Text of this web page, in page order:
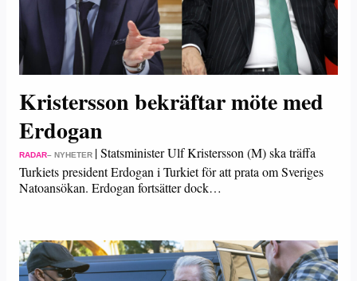
Kristersson bekräftar möte med
Erdogan
RADAR– NYHETER |Statsminister Ulf Kristersson (M) ska träffa
Turkiets president Erdogan i Turkiet för att prata om Sveriges
Natoansökan. Erdogan fortsätter dock…